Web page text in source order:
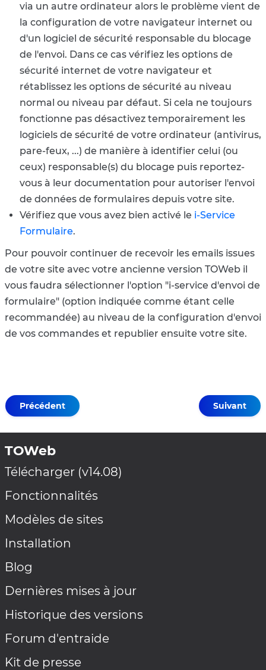
via un autre ordinateur alors le problème vient de
la configuration de votre navigateur internet ou
d'un logiciel de sécurité responsable du blocage
de l'envoi. Dans ce cas vérifiez les options de
sécurité internet de votre navigateur et
rétablissez les options de sécurité au niveau
normal ou niveau par défaut. Si cela ne toujours
fonctionne pas désactivez temporairement les
logiciels de sécurité de votre ordinateur (antivirus,
pare-feux, ...) de manière à identifier celui (ou
ceux) responsable(s) du blocage puis reportez-
vous à leur documentation pour autoriser l'envoi
de données de formulaires depuis votre site.
Vérifiez que vous avez bien activé le i-Service
Formulaire.
Pour pouvoir continuer de recevoir les emails issues
de votre site avec votre ancienne version TOWeb il
vous faudra sélectionner l'option "i-service d'envoi de
formulaire" (option indiquée comme étant celle
recommandée) au niveau de la configuration d'envoi
de vos commandes et republier ensuite votre site.
Précédent Suivant
TOWeb
Télécharger (v14.08)
Fonctionnalités
Modèles de sites
Installation
Blog
Dernières mises à jour
Historique des versions
Forum d'entraide
Kit de presse